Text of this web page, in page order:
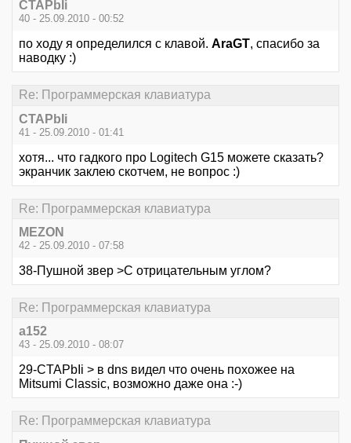
CTAPbIi
40 - 25.09.2010 - 00:52
по ходу я определился с клавой. AraGT, спасибо за
наводку :)
Re: Программерская клавиатура
CTAPbIi
41 - 25.09.2010 - 01:41
хотя... что гадкого про Logitech G15 можете сказать?
экранчик заклею скотчем, не вопрос :)
Re: Программерская клавиатура
MEZON
42 - 25.09.2010 - 07:58
38-Пушной звер >С отрицательным углом?
Re: Программерская клавиатура
a152
43 - 25.09.2010 - 08:07
29-CTAPbIi > в dns видел что очень похожее на
Mitsumi Classic, возможно даже она :-)
Re: Программерская клавиатура